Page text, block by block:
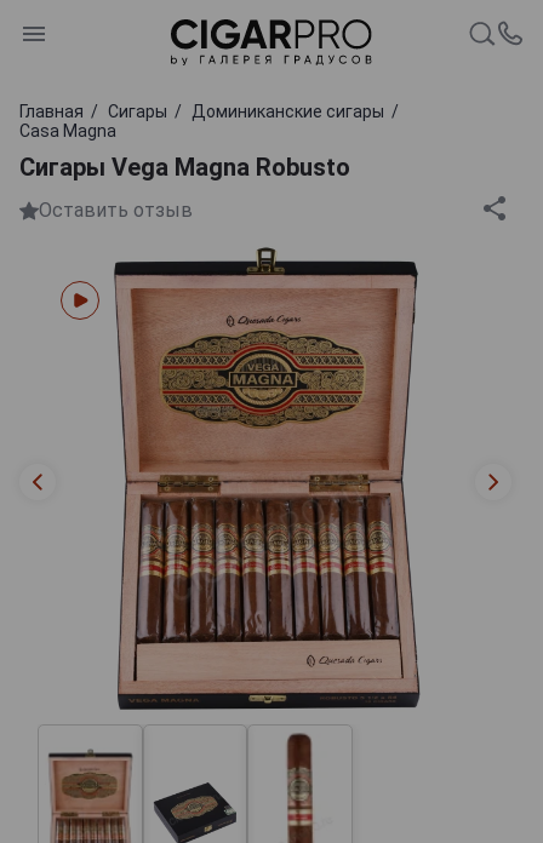
Главная Сигары
Доминиканские сигары
Casa Magna
Сигары Vega Magna Robusto
Оставить отзыв